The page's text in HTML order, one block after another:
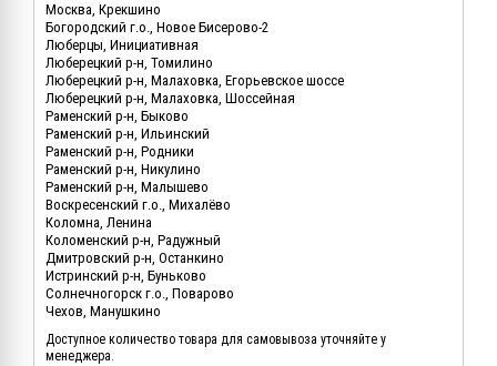
Москва, Крекшино
Богородский г.о., Новое Бисерово-2
Люберцы, Инициативная
Люберецкий р-н, Томилино
Люберецкий р-н, Малаховка, Егорьевское шоссе
Люберецкий р-н, Малаховка, Шоссейная
Раменский р-н, Быково
Раменский р-н, Ильинский
Раменский р-н, Родники
Раменский р-н, Никулино
Раменский р-н, Малышево
Воскресенский г.о., Михалёво
Коломна, Ленина
Коломенский р-н, Радужный
Дмитровский р-н, Останкино
Истринский р-н, Буньково
Солнечногорск г.о., Поварово
Чехов, Манушкино
Доступное количество товара для самовывоза уточняйте у
менеджера.